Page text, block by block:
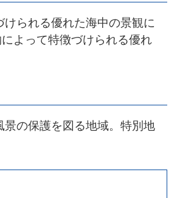
られる優れた海中の景観に
よって特徴づけられる優れ
の保護を図る地域。特別地